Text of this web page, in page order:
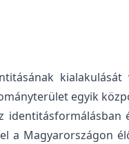
kialakulását
egyik
a Magyarországon